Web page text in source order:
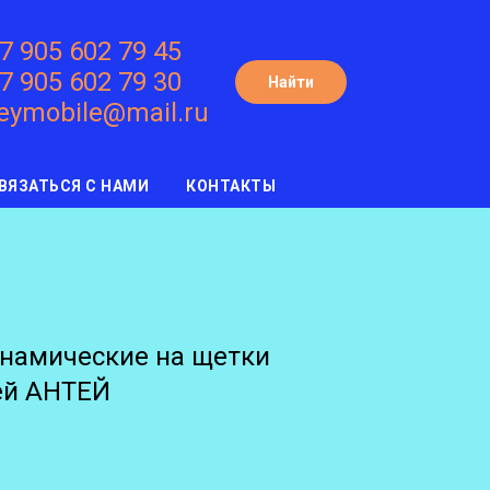
905 602 79 45
905 602 79 30
Найти
С НАМИ КОНТАКТЫ
на щетки
АНТЕЙ